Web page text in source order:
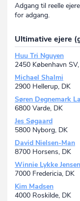
Adgang til reelle
for adgang.
Ultimative ejere
Huu Tri Nguyen
2450 København
Michael Shalmi
2900 Hellerup, DK
Søren Degnemark
6800 Varde, DK
Jes Søgaard
5800 Nyborg, DK
David Nielsen-Man
8700 Horsens, DK
Winnie Lykke Jensen
7000 Fredericia, DK
Kim Madsen
4000 Roskilde, DK